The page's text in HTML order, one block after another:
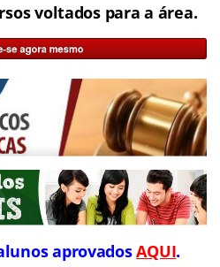
voltados para a área.
aprovadosAQUI.